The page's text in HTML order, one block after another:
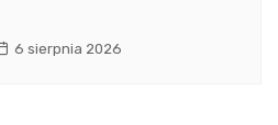
6 sierpnia 2026